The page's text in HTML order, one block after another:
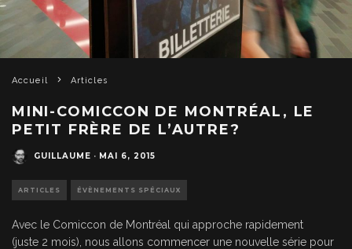
Accueil Articles
MINI-COMICCON DE MONTRÉAL, LE
PETIT FRÈRE DE L’AUTRE?
GUILLAUME · MAI 6, 2015
ARTICLES ÉVÈNEMENTS SPÉCIAUX
Avec le Comiccon de Montréal qui approche rapidement
(juste 2 mois), nous allons commencer une nouvelle série pour